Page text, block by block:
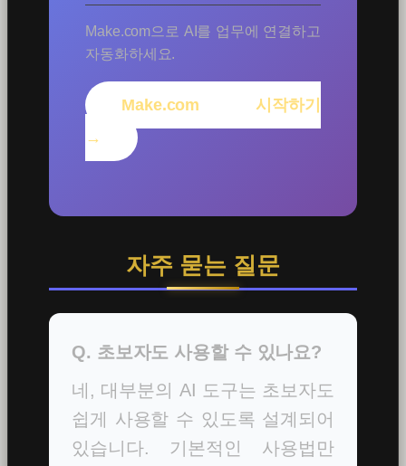
Make.com으로 AI를 업무에 연결하고
자동화하세요.
Make.com 시작하기
→
자주 묻는 질문
Q. 초보자도 사용할 수 있나요?
네, 대부분의 AI 도구는 초보자도
쉽게 사용할 수 있도록 설계되어
있습니다. 기본적인 사용법만